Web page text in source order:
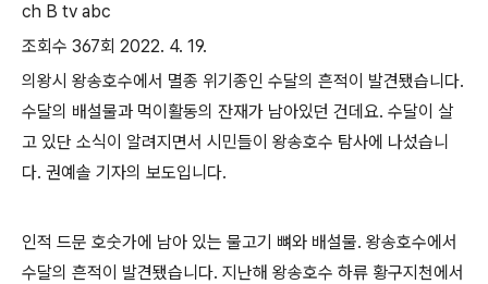
ch B tv abc
조회수 367회 2022. 4. 19.
의왕시 왕송호수에서 멸종 위기종인 수달의 흔적이 발견됐습니다.
수달의 배설물과 먹이활동의 잔재가 남아있던 건데요. 수달이 살
고 있단 소식이 알려지면서 시민들이 왕송호수 탐사에 나섰습니
다. 권예솔 기자의 보도입니다.
인적 드문 호숫가에 남아 있는 물고기 뼈와 배설물. 왕송호수에서
수달의 흔적이 발견됐습니다. 지난해 왕송호수 하류 황구지천에서